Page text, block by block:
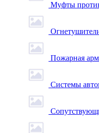
Муфты
Пожарная
Системы